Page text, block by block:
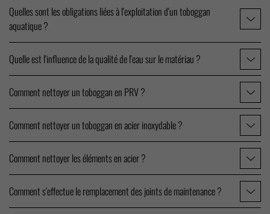
Quelles sont les obligations liées à l'exploitation d'un toboggan
aquatique ?
Quelle est l'influence de la qualité de l'eau sur le matériau ?
Comment nettoyer un toboggan en PRV ?
Comment nettoyer un toboggan en acier inoxydable ?
Comment nettoyer les éléments en acier ?
Comment s'effectue le remplacement des joints de maintenance ?